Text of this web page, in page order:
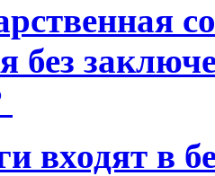
без
входят в